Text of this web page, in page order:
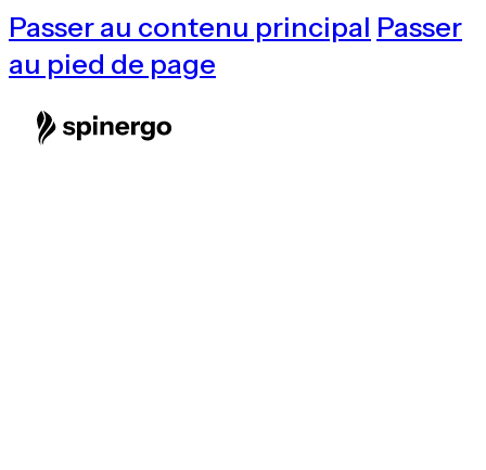
Passer au contenu principal Passer
au pied de page